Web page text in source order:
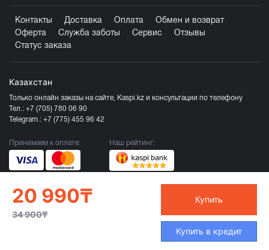
20 990₸
34 900₸
Купить
Купить в кредит
Контакты Доставка Оплата
Обмен и возврат
Оферта
Служба заботы Сервис
Отзывы
Статус заказа
Казахстан
Только онлайн заказы на сайте, Kaspi.kz и консультации по телефону
Тел.: +7 (705) 780 06 90
Telegram.: +7 (775) 455 96 42
Принимаем к оплате: Наш рейтинг:
Продавец ТОО «Компания Эврика», БИН 120140015907